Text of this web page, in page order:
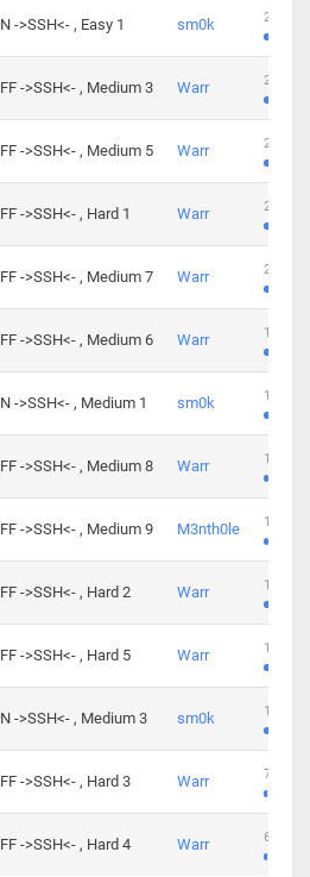
->SSH<- , Easy 1 sm0k 219
->SSH<- , Medium 3 Warr 280
->SSH<- , Medium 5 Warr 265
->SSH<- , Hard 1 Warr 224
->SSH<- , Medium 7 Warr 230
->SSH<- , Medium 6 Warr 168
->SSH<- , Medium 1 sm0k 139
->SSH<- , Medium 8 Warr 112
->SSH<- , Medium 9 M3nth0le 100
->SSH<- , Hard 2 Warr 176
->SSH<- , Hard 5 Warr 115
->SSH<- , Medium 3 sm0k 115
->SSH<- , Hard 3 Warr 76
->SSH<- , Hard 4 Warr 63